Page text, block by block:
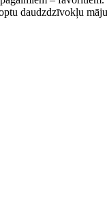
daudzdzīvokļu